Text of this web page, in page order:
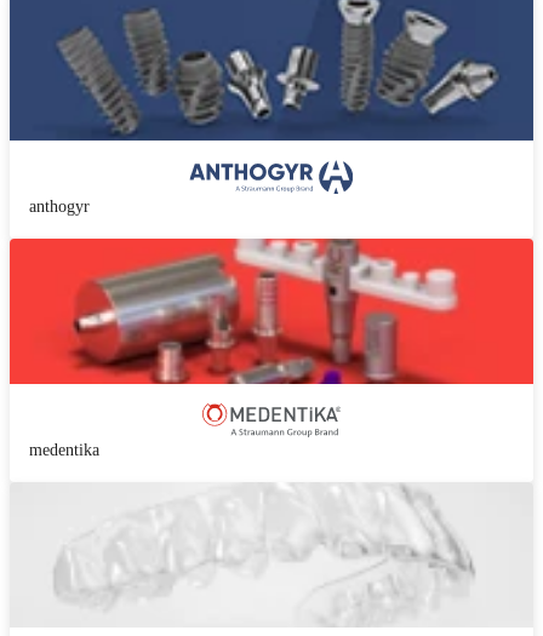
anthogyr
medentika